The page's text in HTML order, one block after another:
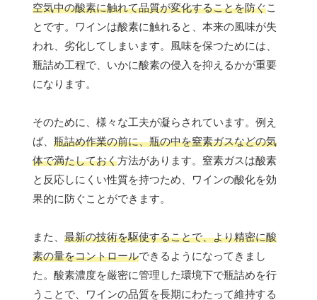
空気中の酸素に触れて品質が変化することを防ぐこ
とです。ワインは酸素に触れると、本来の風味が失
われ、劣化してしまいます。風味を保つためには、
瓶詰め工程で、いかに酸素の侵入を抑えるかが重要
になります。
そのために、様々な工夫が凝らされています。例え
ば、 瓶詰め作業の前に、瓶の中を窒素ガスなどの気
体で満たしておく方法があります。窒素ガスは酸素
と反応しにくい性質を持つため、ワインの酸化を効
果的に防ぐことができます。
また、 最新の技術を駆使することで、より精密に酸
素の量をコントロールできるようになってきまし
た。酸素濃度を厳密に管理した環境下で瓶詰めを行
うことで、ワインの品質を長期にわたって維持する